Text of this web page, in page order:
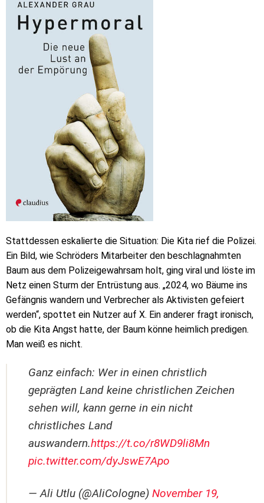
Stattdessen eskalierte die Situation: Die Kita rief die Polizei.
Ein Bild, wie Schröders Mitarbeiter den beschlagnahmten
Baum aus dem Polizeigewahrsam holt, ging viral und löste im
Netz einen Sturm der Entrüstung aus. „2024, wo Bäume ins
Gefängnis wandern und Verbrecher als Aktivisten gefeiert
werden“, spottet ein Nutzer auf X. Ein anderer fragt ironisch,
ob die Kita Angst hatte, der Baum könne heimlich predigen.
Man weiß es nicht.
Ganz einfach: Wer in einen christlich
geprägten Land keine christlichen Zeichen
sehen will, kann gerne in ein nicht
christliches Land
auswandern.https://t.co/r8WD9li8Mn
pic.twitter.com/dyJswE7Apo
— Ali Utlu (@AliCologne) November 19,